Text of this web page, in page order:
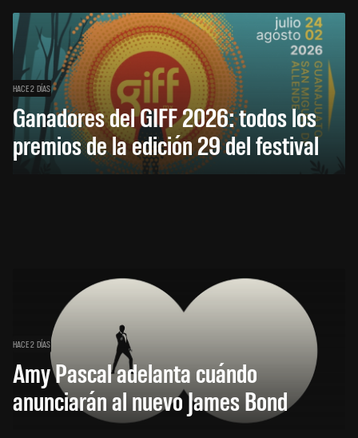
HACE 2 DÍAS
Ganadores del GIFF 2026: todos los
premios de la edición 29 del festival
HACE 2 DÍAS
Amy Pascal adelanta cuándo
anunciarán al nuevo James Bond